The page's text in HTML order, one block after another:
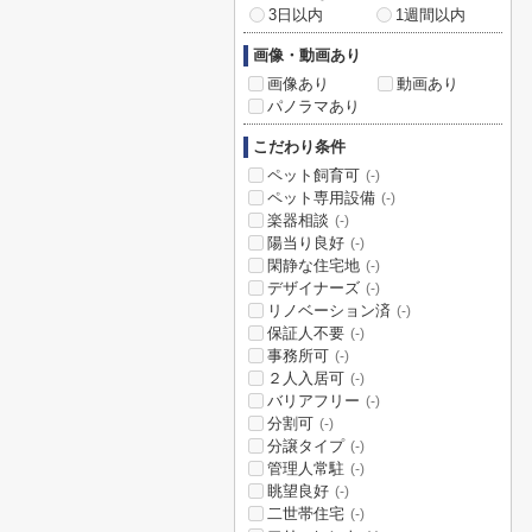
3日以内
1週間以内
画像・動画あり
画像あり
動画あり
パノラマあり
こだわり条件
ペット飼育可 (-)
ペット専用設備 (-)
楽器相談 (-)
陽当り良好 (-)
閑静な住宅地 (-)
デザイナーズ (-)
リノベーション済 (-)
保証人不要 (-)
事務所可 (-)
２人入居可 (-)
バリアフリー (-)
分割可 (-)
分譲タイプ (-)
管理人常駐 (-)
眺望良好 (-)
二世帯住宅 (-)